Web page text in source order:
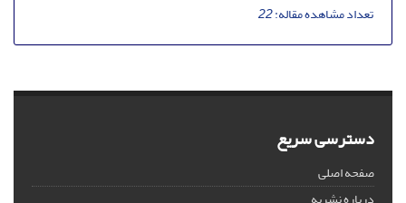
تعداد مشاهده مقاله:22
دسترسی سریع
صفحه اصلی